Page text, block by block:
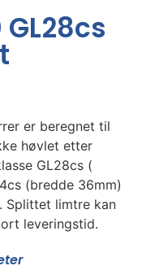
er beregnet til
høvlet etter
GL28cs (
(bredde 36mm)
Splittet limtre kan
leveringstid.